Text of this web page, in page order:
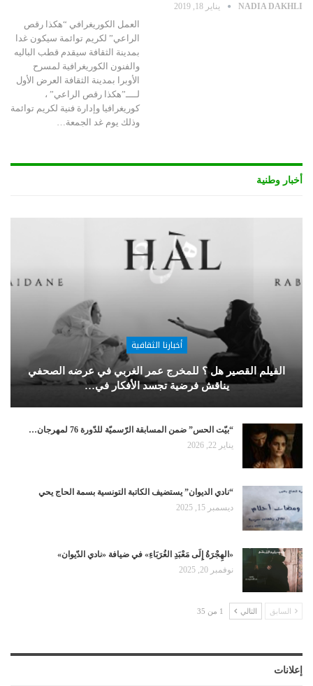
NADIA DAKHLI يناير 18, 2019
العمل الكوريغرافي “هكذا رقص
الراعي” لكريم توائمة سيكون غدا
بمدينة الثقافة سيقدم قطب الباليه
والفنون الكوريغرافية لمسرح
الأوبرا بمدينة الثقافة العرض الأول
لــــ”هكذا رقص الراعي” ،
كوريغرافيا وإدارة فنية لكريم توائمة
وذلك يوم غد الجمعة…
أخبار وطنية
أخبارنا الثقافية
الفيلم القصير هل ؟ للمخرج عمر الغربي في عرضه الصحفي
يناقش فرضية تجسد الأفكار في…
“بيّت الحس” ضمن المسابقة الرّسميّة للدّورة 76 لمهرجان…
يناير 22, 2026
“نادي الديوان” يستضيف الكاتبة التونسية بسمة الحاج يحي
ديسمبر 15, 2025
«الهِجْرَةُ إِلَى مَعْبَدِ الغُرَبَاءِ» في ضيافة «نادي الدّيوان»
نوفمبر 20, 2025
السابق التالي 1 من 35
إعلانات